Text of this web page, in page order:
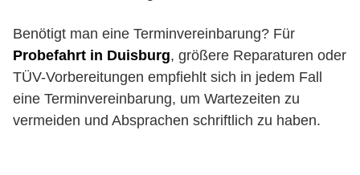
Benötigt man eine Terminvereinbarung? Für
Probefahrt in Duisburg, größere Reparaturen oder
TÜV-Vorbereitungen empfiehlt sich in jedem Fall
eine Terminvereinbarung, um Wartezeiten zu
vermeiden und Absprachen schriftlich zu haben.